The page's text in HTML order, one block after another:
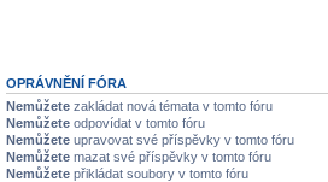
OPRÁVNĚNÍ FÓRA
Nemůžete zakládat nová témata v tomto fóru
Nemůžete odpovídat v tomto fóru
Nemůžete upravovat své příspěvky v tomto fóru
Nemůžete mazat své příspěvky v tomto fóru
Nemůžete přikládat soubory v tomto fóru